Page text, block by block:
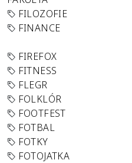
FILOZOFIE
FINANCE
FIREFOX
FITNESS
FLEGR
FOLKLÓR
FOOTFEST
FOTBAL
FOTKY
FOTOJATKA